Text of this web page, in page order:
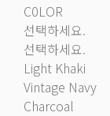
C0LOR
선택하세요.
선택하세요.
Light Khaki
Vintage Navy
Charcoal